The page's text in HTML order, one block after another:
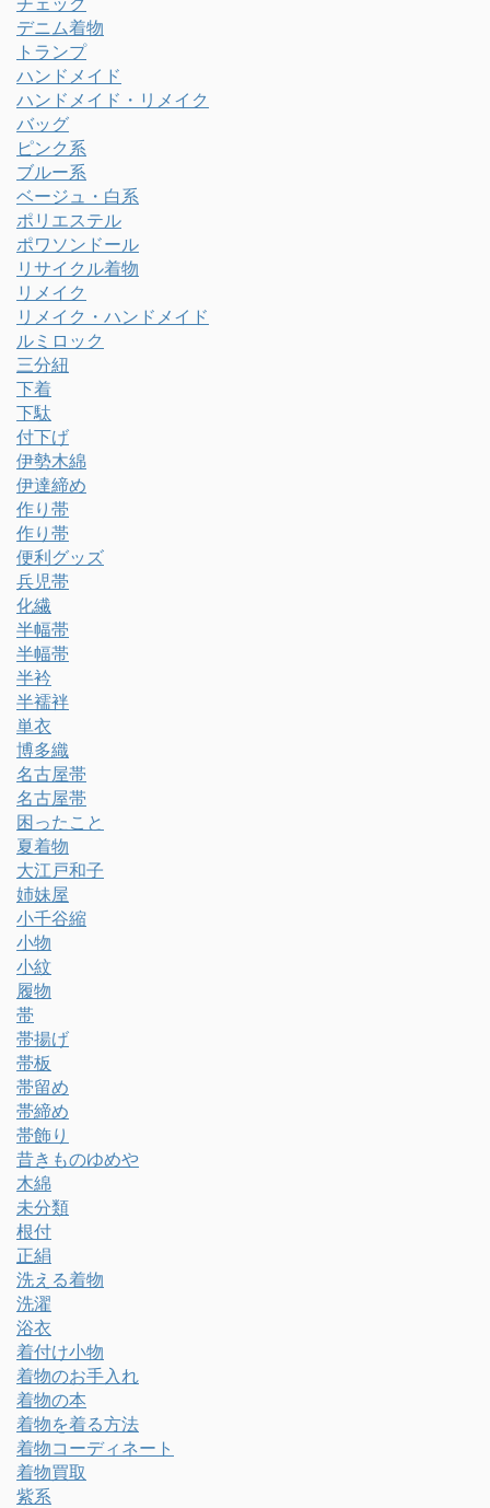
デニム着物
トランプ
ハンドメイド
ハンドメイド・リメイク
バッグ
ピンク系
ブルー系
ベージュ・白系
ポリエステル
ポワソンドール
リサイクル着物
リメイク
リメイク・ハンドメイド
ルミロック
三分紐
下着
下駄
付下げ
伊勢木綿
伊達締め
作り帯
作り帯
便利グッズ
兵児帯
化繊
半幅帯
半幅帯
半衿
半襦袢
単衣
博多織
名古屋帯
名古屋帯
困ったこと
夏着物
大江戸和子
姉妹屋
小千谷縮
小物
小紋
履物
帯
帯揚げ
帯板
帯留め
帯締め
帯飾り
昔きものゆめや
木綿
未分類
根付
正絹
洗える着物
洗濯
浴衣
着付け小物
着物のお手入れ
着物の本
着物を着る方法
着物コーディネート
着物買取
紫系